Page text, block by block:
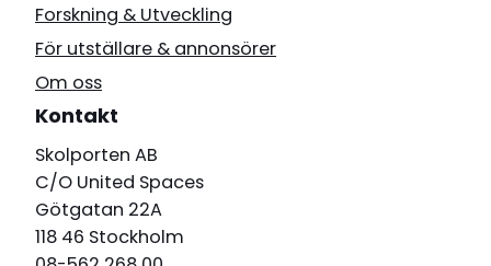
Forskning & Utveckling
För utställare & annonsörer
Om oss
Kontakt
Skolporten AB
C/O United Spaces
Götgatan 22A
118 46 Stockholm